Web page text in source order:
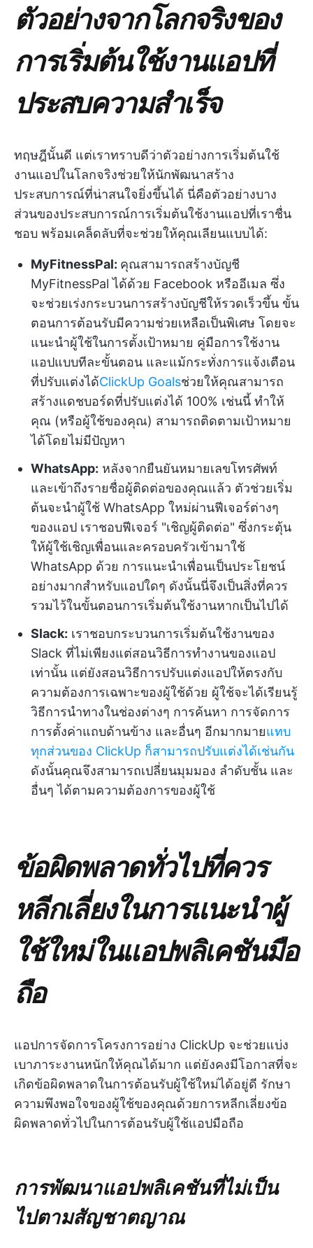
ตัวอย่างจากโลกจริงของ
การเริ่มต้นใช้งานแอปที่
ประสบความสำเร็จ
ทฤษฎีนั้นดี แต่เราทราบดีว่าตัวอย่างการเริ่มต้นใช้
งานแอปในโลกจริงช่วยให้นักพัฒนาสร้าง
ประสบการณ์ที่น่าสนใจยิ่งขึ้นได้ นี่คือตัวอย่างบาง
ส่วนของประสบการณ์การเริ่มต้นใช้งานแอปที่เราชื่น
ชอบ พร้อมเคล็ดลับที่จะช่วยให้คุณเลียนแบบได้:
MyFitnessPal: คุณสามารถสร้างบัญชี
MyFitnessPal ได้ด้วย Facebook หรืออีเมล ซึ่ง
จะช่วยเร่งกระบวนการสร้างบัญชีให้รวดเร็วขึ้น ขั้น
ตอนการต้อนรับมีความช่วยเหลือเป็นพิเศษ โดยจะ
แนะนำผู้ใช้ในการตั้งเป้าหมาย คู่มือการใช้งาน
แอปแบบทีละขั้นตอน และแม้กระทั่งการแจ้งเตือน
ที่ปรับแต่งได้ClickUp Goalsช่วยให้คุณสามารถ
สร้างแดชบอร์ดที่ปรับแต่งได้ 100% เช่นนี้ ทำให้
คุณ (หรือผู้ใช้ของคุณ) สามารถติดตามเป้าหมาย
ได้โดยไม่มีปัญหา
WhatsApp: หลังจากยืนยันหมายเลขโทรศัพท์
และเข้าถึงรายชื่อผู้ติดต่อของคุณแล้ว ตัวช่วยเริ่ม
ต้นจะนำผู้ใช้ WhatsApp ใหม่ผ่านฟีเจอร์ต่างๆ
ของแอป เราชอบฟีเจอร์ "เชิญผู้ติดต่อ" ซึ่งกระตุ้น
ให้ผู้ใช้เชิญเพื่อนและครอบครัวเข้ามาใช้
WhatsApp ด้วย การแนะนำเพื่อนเป็นประโยชน์
อย่างมากสำหรับแอปใดๆ ดังนั้นนี่จึงเป็นสิ่งที่ควร
รวมไว้ในขั้นตอนการเริ่มต้นใช้งานหากเป็นไปได้
Slack: เราชอบกระบวนการเริ่มต้นใช้งานของ
Slack ที่ไม่เพียงแต่สอนวิธีการทำงานของแอป
เท่านั้น แต่ยังสอนวิธีการปรับแต่งแอปให้ตรงกับ
ความต้องการเฉพาะของผู้ใช้ด้วย ผู้ใช้จะได้เรียนรู้
วิธีการนำทางในช่องต่างๆ การค้นหา การจัดการ
การตั้งค่าแถบด้านข้าง และอื่นๆ อีกมากมายแทบ
ทุกส่วนของ ClickUp ก็สามารถปรับแต่งได้เช่นกัน
ดังนั้นคุณจึงสามารถเปลี่ยนมุมมอง ลำดับชั้น และ
อื่นๆ ได้ตามความต้องการของผู้ใช้
ข้อผิดพลาดทั่วไปที่ควร
หลีกเลี่ยงในการแนะนำผู้
ใช้ใหม่ในแอปพลิเคชันมือ
ถือ
แอปการจัดการโครงการอย่าง ClickUp จะช่วยแบ่ง
เบาภาระงานหนักให้คุณได้มาก แต่ยังคงมีโอกาสที่จะ
เกิดข้อผิดพลาดในการต้อนรับผู้ใช้ใหม่ได้อยู่ดี รักษา
ความพึงพอใจของผู้ใช้ของคุณด้วยการหลีกเลี่ยงข้อ
ผิดพลาดทั่วไปในการต้อนรับผู้ใช้แอปมือถือ
การพัฒนาแอปพลิเคชันที่ไม่เป็น
ไปตามสัญชาตญาณ